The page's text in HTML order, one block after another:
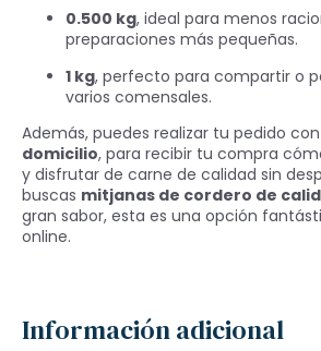
0.500 kg, ideal para menos
preparaciones más pequeñas.
1 kg, perfecto para compartir o
varios comensales.
Además, puedes realizar tu pedido con
domicilio, para recibir tu compra
y disfrutar de carne de calidad sin
buscas mitjanas de cordero de
gran sabor, esta es una opción
online.
Información adicional